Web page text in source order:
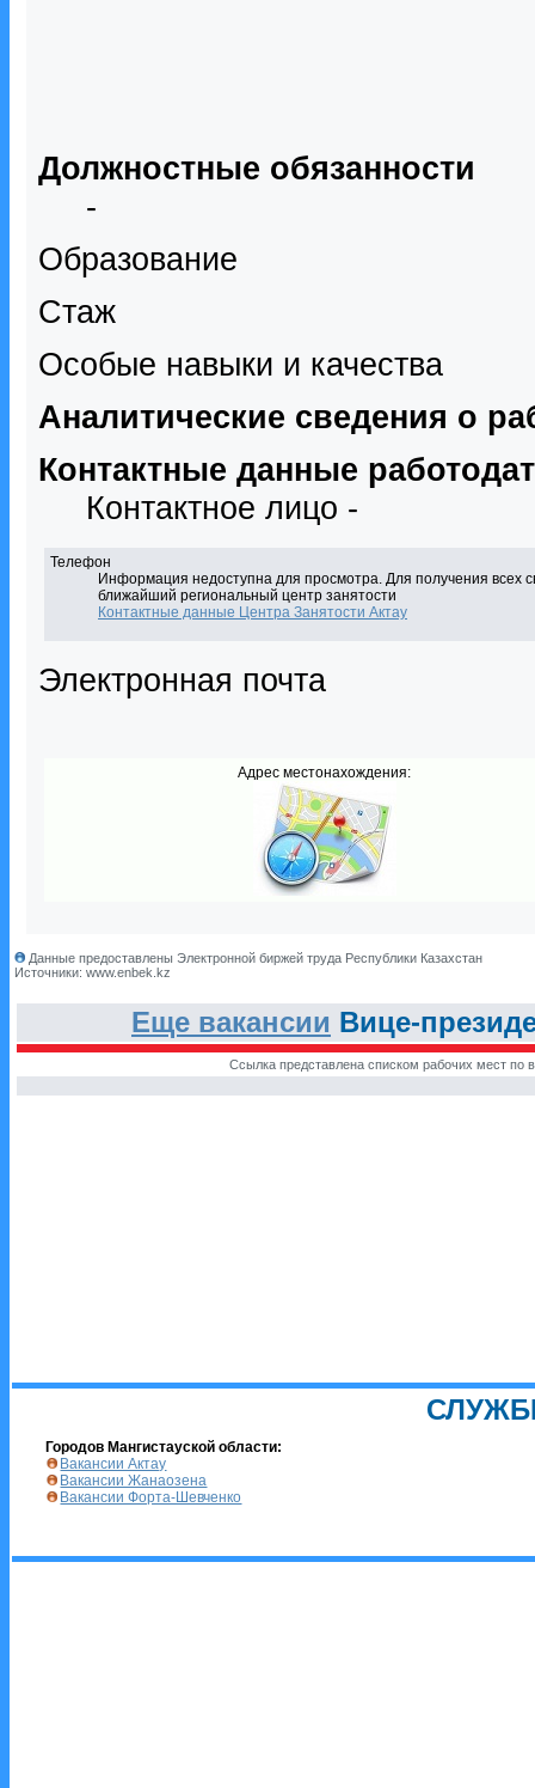
Должностные обязанности
-
Образование
Стаж
Особые навыки и качества
Аналитические сведения о
Контактные данные
Контактное лицо -
Телефон
Информация недоступна для просмотра. Для получения всех
ближайший региональный центр занятости
Контактные данные Центра Занятости Актау
Электронная почта
Адрес местонахождения:
Данные предоставлены Электронной биржей труда Республики Казахстан
Источники: www.enbek.kz
Еще вакансии Вице-
Ссылка представлена списком рабочих мест по
Городов Мангистауской области:
Вакансии Актау
Вакансии Жанаозена
Вакансии Форта-Шевченко